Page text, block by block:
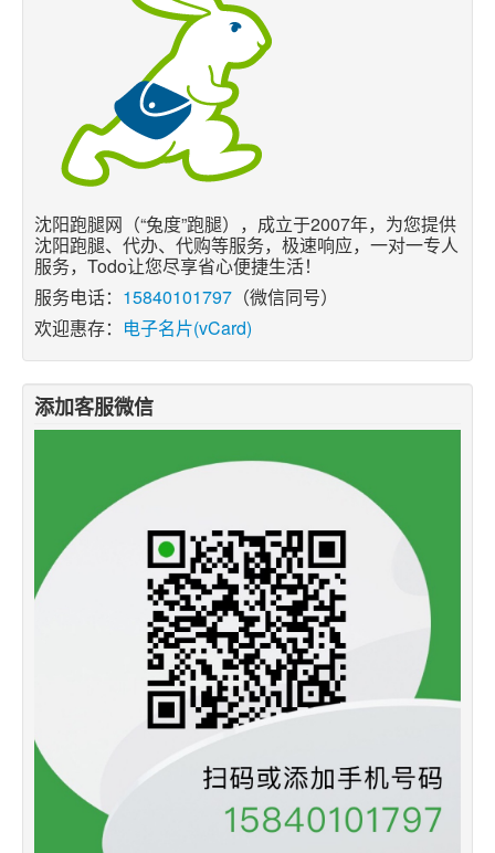
沈阳跑腿网（“兔度”跑腿），成立于2007年，为您提供
沈阳跑腿、代办、代购等服务，极速响应，一对一专人
服务，Todo让您尽享省心便捷生活！
服务电话： 15840101797 （微信同号）
欢迎惠存： 电子名片(vCard)
添加客服微信